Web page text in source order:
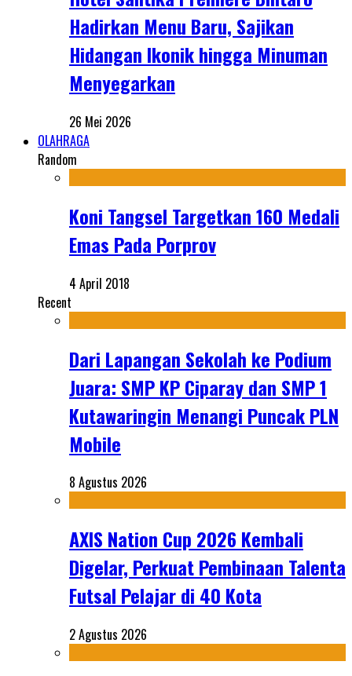
Hadirkan Menu Baru, Sajikan
Hidangan Ikonik hingga Minuman
Menyegarkan
26 Mei 2026
OLAHRAGA
Random
Koni Tangsel Targetkan 160 Medali
Emas Pada Porprov
4 April 2018
Recent
Dari Lapangan Sekolah ke Podium
Juara: SMP KP Ciparay dan SMP 1
Kutawaringin Menangi Puncak PLN
Mobile
8 Agustus 2026
AXIS Nation Cup 2026 Kembali
Digelar, Perkuat Pembinaan Talenta
Futsal Pelajar di 40 Kota
2 Agustus 2026